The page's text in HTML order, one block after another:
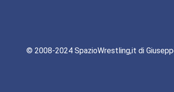
© 2008-2024 SpazioWrestling,it di